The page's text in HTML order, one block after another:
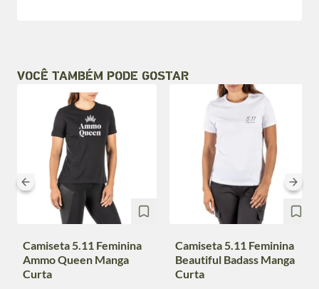
VOCÊ TAMBÉM PODE GOSTAR
Camiseta 5.11 Feminina
Ammo Queen Manga
Curta
Camiseta 5.11 Feminina
Beautiful Badass Manga
Curta